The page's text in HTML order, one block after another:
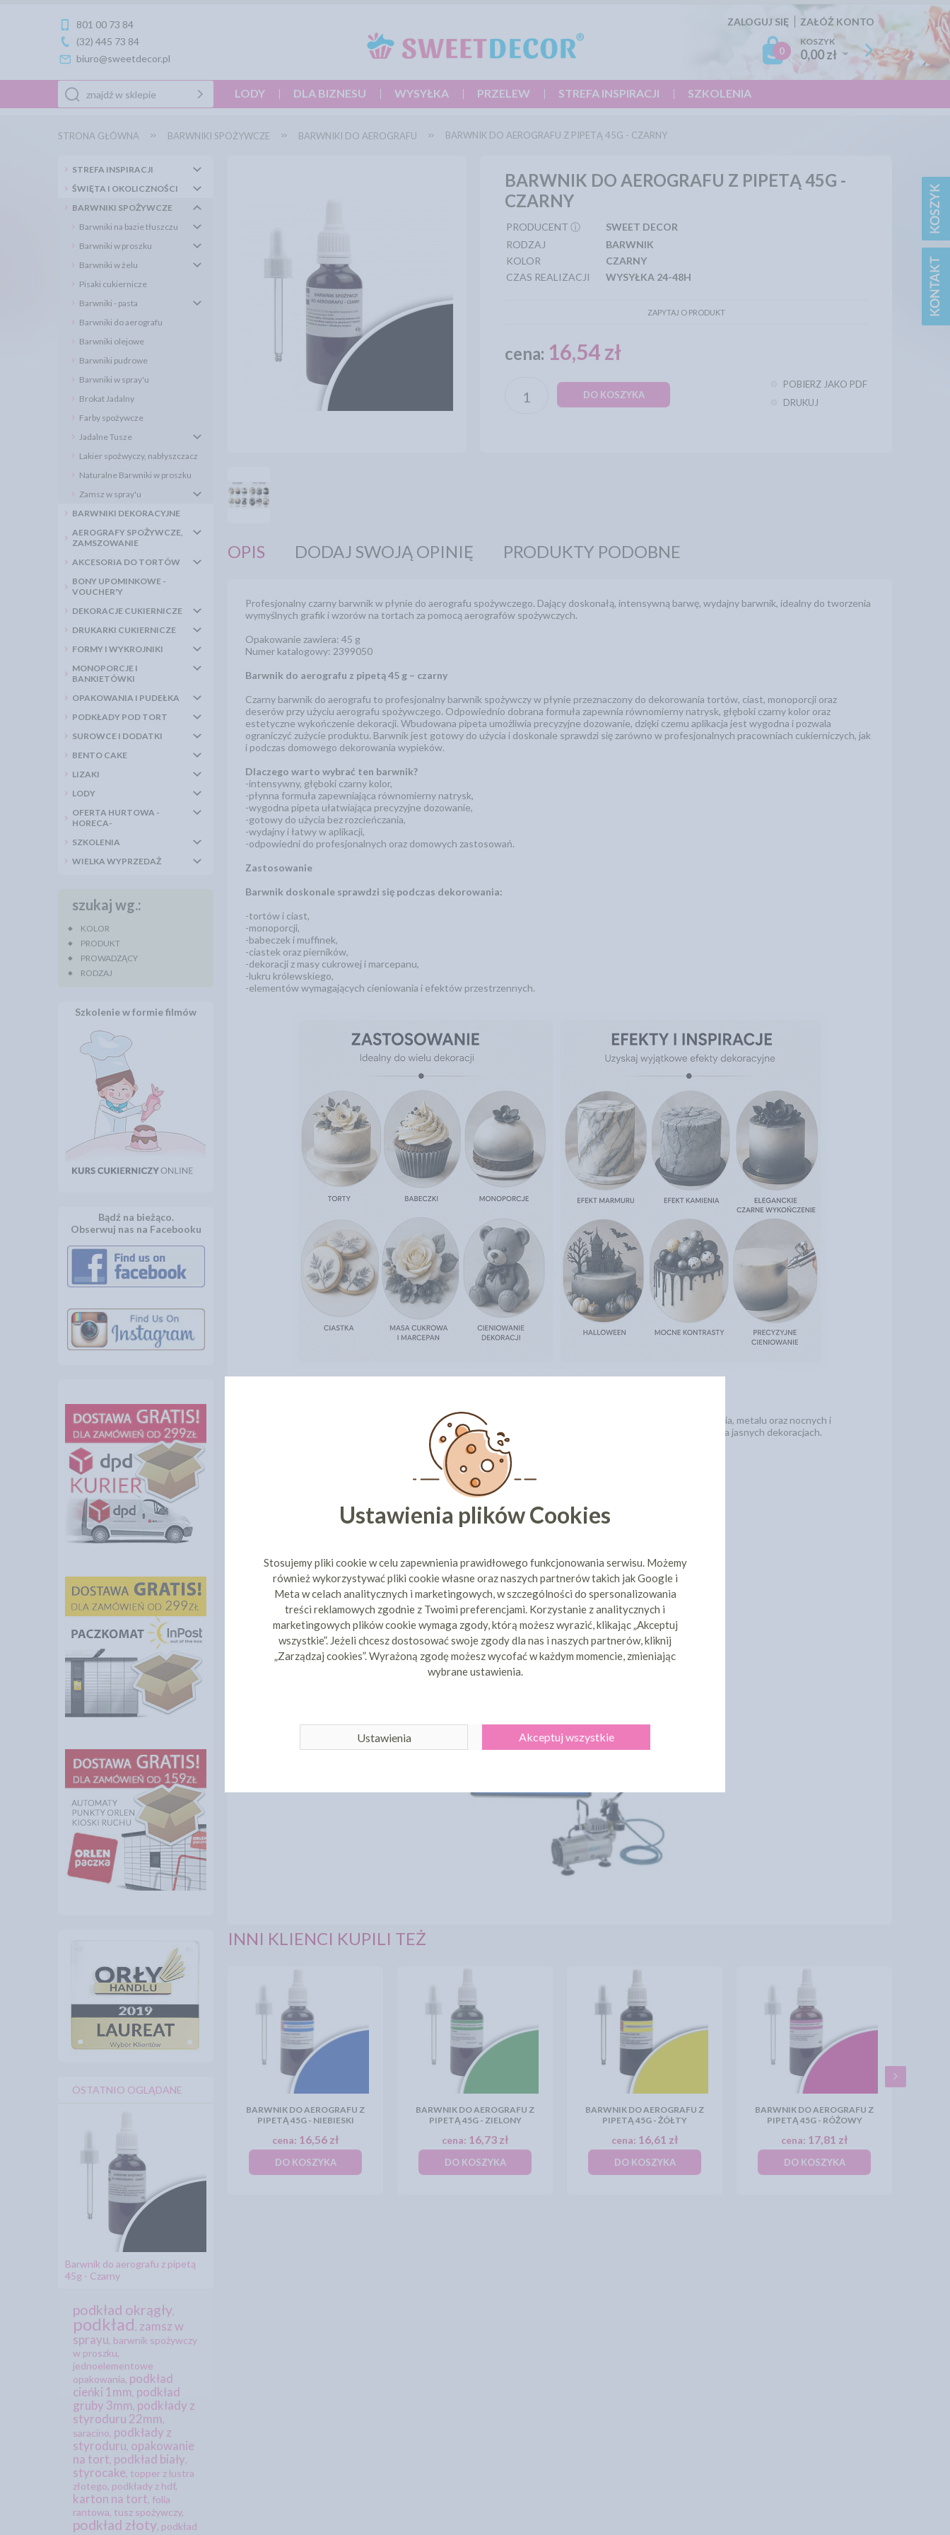
801 00 73 84
(32) 445 73 84
biuro@sweetdecor.pl
ZALOGUJ SIĘ ZAŁÓŻ KONTO
0
KOSZYK
0,00 zł
LODY DLA BIZNESU WYSYŁKA PRZELEW STREFA INSPIRACJI SZKOLENIA
STRONA GŁÓWNA BARWNIKI SPOŻYWCZE BARWNIKI DO AEROGRAFU BARWNIK DO AEROGRAFU Z PIPETĄ 45G - CZARNY
STREFA INSPIRACJI
ŚWIĘTA I OKOLICZNOŚCI
BARWNIKI SPOŻYWCZE
Barwniki na bazie tłuszczu
Barwniki w proszku
Barwniki w żelu
Pisaki cukiernicze
Barwniki - pasta
Barwniki do aerografu
Barwniki olejowe
Barwniki pudrowe
Barwniki w spray'u
Brokat Jadalny
Farby spożywcze
Jadalne Tusze
Lakier spożwyczy, nabłyszczacz
Naturalne Barwniki w proszku
Zamsz w spray'u
BARWNIKI DEKORACYJNE
AEROGRAFY SPOŻYWCZE,
ZAMSZOWANIE
AKCESORIA DO TORTÓW
BONY UPOMINKOWE -
VOUCHER'Y
DEKORACJE CUKIERNICZE
DRUKARKI CUKIERNICZE
FORMY I WYKROJNIKI
MONOPORCJE I
BANKIETÓWKI
OPAKOWANIA I PUDEŁKA
PODKŁADY POD TORT
SUROWCE I DODATKI
BENTO CAKE
LIZAKI
LODY
OFERTA HURTOWA -
HORECA-
SZKOLENIA
WIELKA WYPRZEDAŻ
szukaj wg.:
KOLOR
PRODUKT
PROWADZĄCY
RODZAJ
Szkolenie w formie filmów
Bądź na bieżąco.
Obserwuj nas na Facebooku
OSTATNIO OGLĄDANE
Barwnik do aerografu z pipetą
45g - Czarny
podkład okrągły,
podkład, zamsz w
sprayu, barwnik spożywczy
w proszku,
jednoelementowe
opakowania, podkład
cieńki 1mm, podkład
gruby 3mm, podkłady z
styroduru 22mm,
saracino, podkłady z
styroduru, opakowanie
na tort, podkład biały,
styrocake, topper z lustra
złotego, podkłady z hdf,
karton na tort, folia
rantowa, tusz spożywczy,
podkład złoty, podkład
BARWNIK DO AEROGRAFU Z PIPETĄ 45G -
CZARNY
PRODUCENT ⓘ
SWEET DECOR
RODZAJ
BARWNIK
KOLOR
CZARNY
CZAS REALIZACJI
WYSYŁKA 24-48H
ZAPYTAJ O PRODUKT
cena: 16,54 zł
DO KOSZYKA
POBIERZ JAKO PDF
DRUKUJ
OPIS DODAJ SWOJĄ OPINIĘ PRODUKTY PODOBNE
Profesjonalny czarny barwnik w płynie do aerografu spożywczego. Dający doskonałą, intensywną barwę, wydajny barwnik, idealny do tworzenia
wymyślnych grafik i wzorów na tortach za pomocą aerografów spożywczych.
Opakowanie zawiera: 45 g
Numer katalogowy: 2399050
Barwnik do aerografu z pipetą 45 g – czarny
Czarny barwnik do aerografu to profesjonalny barwnik spożywczy w płynie przeznaczony do dekorowania tortów, ciast, monoporcji oraz
deserów przy użyciu aerografu spożywczego. Odpowiednio dobrana formuła zapewnia równomierny natrysk, głęboki czarny kolor oraz
estetyczne wykończenie dekoracji. Wbudowana pipeta umożliwia precyzyjne dozowanie, dzięki czemu aplikacja jest wygodna i pozwala
ograniczyć zużycie produktu. Barwnik jest gotowy do użycia i doskonale sprawdzi się zarówno w profesjonalnych pracowniach cukierniczych, jak
i podczas domowego dekorowania wypieków.
Dlaczego warto wybrać ten barwnik?
-intensywny, głęboki czarny kolor,
-płynna formuła zapewniająca równomierny natrysk,
-wygodna pipeta ułatwiająca precyzyjne dozowanie,
-gotowy do użycia bez rozcieńczania,
-wydajny i łatwy w aplikacji,
-odpowiedni do profesjonalnych oraz domowych zastosowań.
Zastosowanie
Barwnik doskonale sprawdzi się podczas dekorowania:
-tortów i ciast,
-monoporcji,
-babeczek i muffinek,
-ciastek oraz pierników,
-dekoracji z masy cukrowej i marcepanu,
-lukru królewskiego,
-elementów wymagających cieniowania i efektów przestrzennych.
Czarny kolor jest niezastąpiony przy tworzeniu eleganckich, nowoczesnych dekoracji, efektu marmuru, kamienia, metalu oraz nocnych i
halloweenowych kompozycji. Doskonale sprawdza się również do podkreślania detali i tworzenia kontrastów na jasnych dekoracjach.
Aerograf spożywczy
Zestaw Duży
INNI KLIENCI KUPILI TEŻ
BARWNIK DO AEROGRAFU Z
PIPETĄ 45G - NIEBIESKI
cena: 16,56 zł
DO KOSZYKA
BARWNIK DO AEROGRAFU Z
PIPETĄ 45G - ZIELONY
cena: 16,73 zł
DO KOSZYKA
BARWNIK DO AEROGRAFU Z
PIPETĄ 45G - ŻÓŁTY
cena: 16,61 zł
DO KOSZYKA
BARWNIK DO AEROGRAFU Z
PIPETĄ 45G - RÓŻOWY
cena: 17,81 zł
DO KOSZYKA
Ustawienia plików Cookies
Stosujemy pliki cookie w celu zapewnienia prawidłowego funkcjonowania serwisu. Możemy
również wykorzystywać pliki cookie własne oraz naszych partnerów takich jak Google i
Meta w celach analitycznych i marketingowych, w szczególności do spersonalizowania
treści reklamowych zgodnie z Twoimi preferencjami. Korzystanie z analitycznych i
marketingowych plików cookie wymaga zgody, którą możesz wyrazić, klikając „Akceptuj
wszystkie”. Jeżeli chcesz dostosować swoje zgody dla nas i naszych partnerów, kliknij
„Zarządzaj cookies”. Wyrażoną zgodę możesz wycofać w każdym momencie, zmieniając
wybrane ustawienia.
Ustawienia Akceptuj wszystkie